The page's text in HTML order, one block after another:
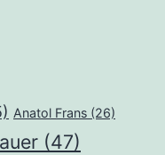
Anatol Frans (26)
(47)